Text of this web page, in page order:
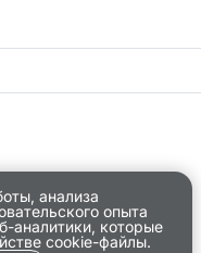
анализа
опыта
аналитики, которые
cookie-файлы.